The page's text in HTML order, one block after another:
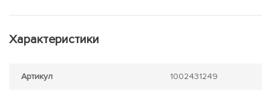
Характеристики
Артикул 1002431249